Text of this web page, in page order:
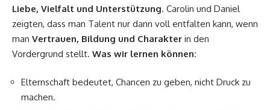
Liebe, Vielfalt und Unterstützung. Carolin und Daniel
zeigten, dass man Talent nur dann voll entfalten kann, wenn
man Vertrauen, Bildung und Charakter in den
Vordergrund stellt. Was wir lernen können:
Elternschaft bedeutet, Chancen zu geben, nicht Druck zu
machen.